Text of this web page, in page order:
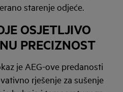
starenje odjeće.
OSJETLJIVO
PRECIZNOST
je AEG-ove predanosti
rješenje za sušenje